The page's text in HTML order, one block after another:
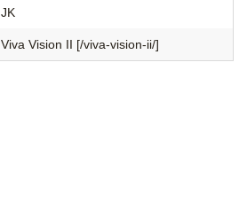
JK
Viva Vision II [/viva-vision-ii/]